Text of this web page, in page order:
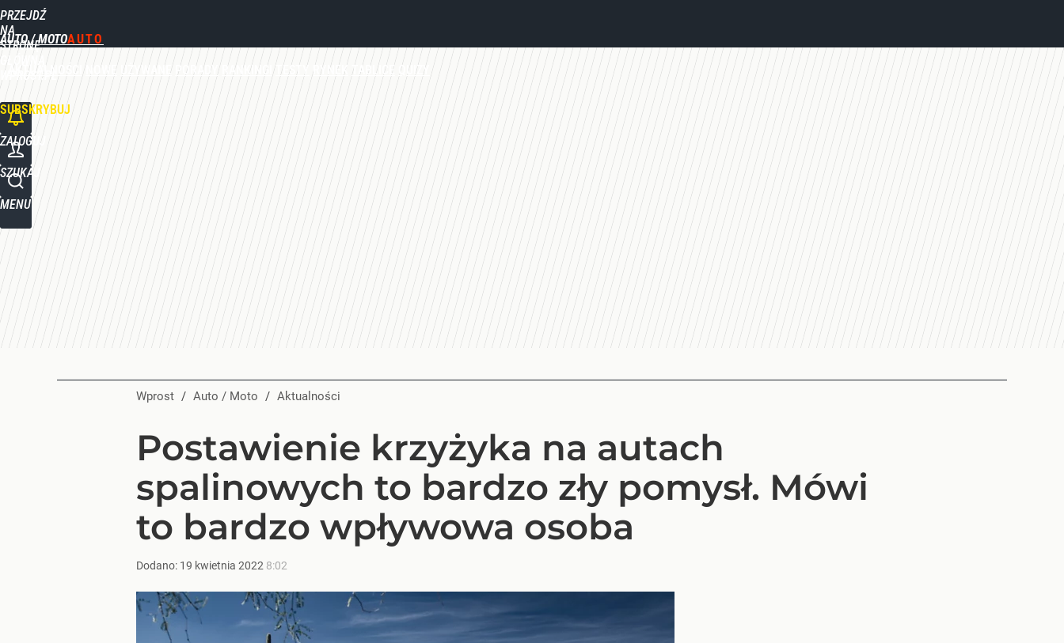
PRZEJDŹ
NA
STRONĘ
GŁÓWNĄ
WPROST.PL
AUTO / MOTO
AKTUALNOŚCI NOWE UŻYWANE PORADY RANKINGI TESTY RYNEK TABLICE QUIZY
SUBSKRYBUJ
ZALOGUJ
SZUKAJ
MENU
Wprost / Auto / Moto / Aktualności
Postawienie krzyżyka na autach
spalinowych to bardzo zły pomysł. Mówi
to bardzo wpływowa osoba
Dodano: 19 kwietnia 2022 8:02